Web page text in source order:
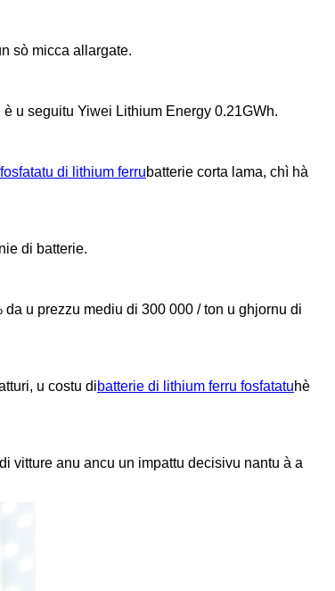
sò micca allargate.
u seguitu Yiwei Lithium Energy 0.21GWh.
fosfatatu di lithium ferrubatterie corta lama, chì hà
di batterie.
u prezzu mediu di 300 000 / ton u ghjornu di
u costu dibatterie di lithium ferru fosfatatuhè
vitture anu ancu un impattu decisivu nantu à a